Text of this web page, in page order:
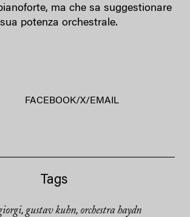
ma che sa suggestionare
potenza orchestrale.
FACEBOOK/X/ EMAIL
Tags
, gustav kuhn, orchestra haydn